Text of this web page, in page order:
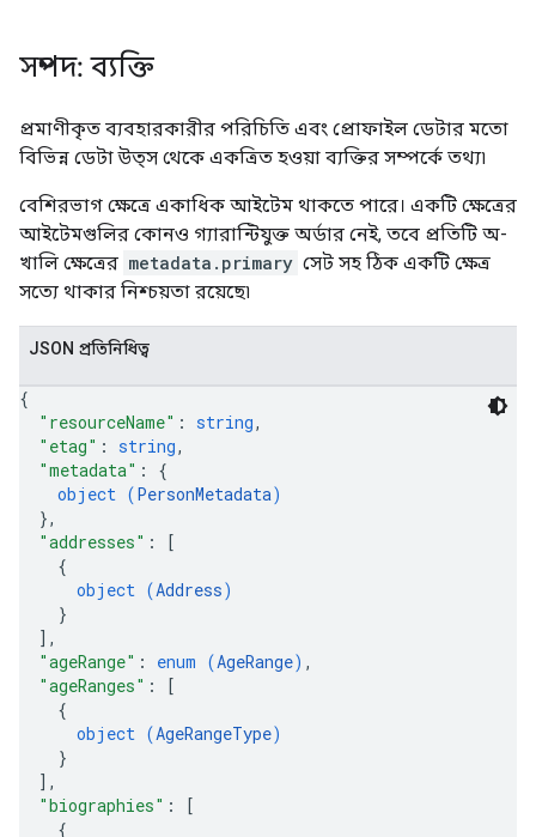
সম্পদ: ব্যক্তি
প্রমাণীকৃত ব্যবহারকারীর পরিচিতি এবং প্রোফাইল ডেটার মতো
বিভিন্ন ডেটা উত্স থেকে একত্রিত হওয়া ব্যক্তির সম্পর্কে তথ্য৷
বেশিরভাগ ক্ষেত্রে একাধিক আইটেম থাকতে পারে। একটি ক্ষেত্রের
আইটেমগুলির কোনও গ্যারান্টিযুক্ত অর্ডার নেই, তবে প্রতিটি অ-
খালি ক্ষেত্রের metadata.primary সেট সহ ঠিক একটি ক্ষেত্র
সত্যে থাকার নিশ্চয়তা রয়েছে৷
JSON প্রতিনিধিত্ব
{
"resourceName" : string,
"etag" : string,
"metadata" : {
object (PersonMetadata)
},
"addresses" :
[
{
object (Address)
}
] ,
"ageRange" : enum (AgeRange) ,
"ageRanges" :
[
{
object (AgeRangeType)
}
] ,
"biographies" :
[
{